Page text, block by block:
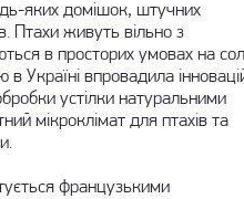
яких домішок, штучних
Птахи живуть вільно з
в просторих умовах на
Україні впровадила
устілки натуральними
мікроклімат для птахів та
французькими